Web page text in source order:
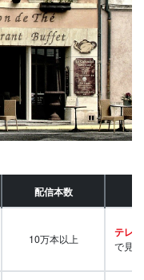
配信本数
10万本以上 テレビ
で見